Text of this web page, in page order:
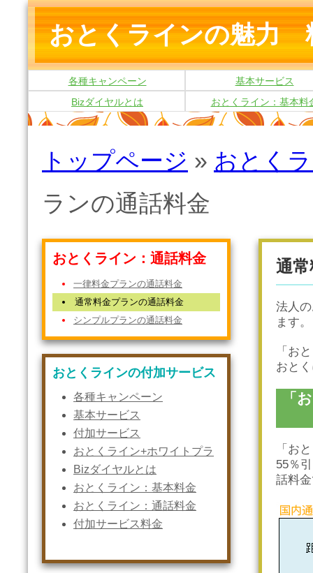
おとくラインの魅力
各種キャンペーン
基本サービス
Bizダイヤルとは
おとくライン：基本料
トップページ » おとく
ランの通話料金
おとくライン：通話料金
一律料金プランの通話料金
通常料金プランの通話料金
シンプルプランの通話料金
おとくラインの付加サービス
各種キャンペーン
基本サービス
付加サービス
おとくライン+ホワイトプラ
ン
Bizダイヤルとは
おとくライン：基本料金
おとくライン：通話料金
付加サービス料金
通
法人
ます。
「お
おと
「
「お
55％
話料